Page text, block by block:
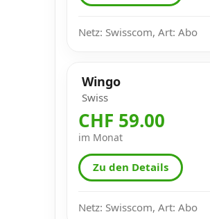
Netz: Swisscom, Art: Abo
Wingo
Swiss
CHF 59.00
im Monat
Zu den Details
Netz: Swisscom, Art: Abo